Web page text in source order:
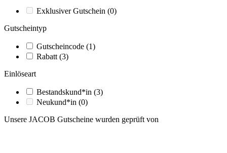
Exklusiver Gutschein (0)
Gutscheintyp
Gutscheincode (1)
Rabatt (3)
Einlöseart
Bestandskund*in (3)
Neukund*in (0)
Unsere JACOB Gutscheine wurden geprüft von